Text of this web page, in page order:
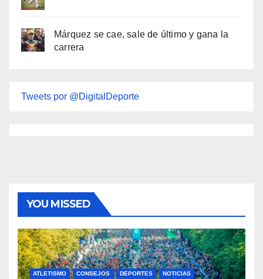
Márquez se cae, sale de último y gana la
carrera
Tweets por @DigitalDeporte
YOU MISSED
ATLETISMO CONSEJOS DEPORTES NOTICIAS